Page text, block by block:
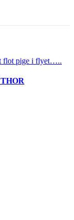
flot pige i flyet…..